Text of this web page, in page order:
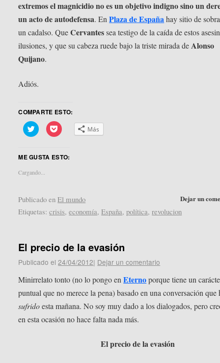
extremos el magnicidio no es un objetivo indigno sino un
un acto de autodefensa. EnPlaza de Españahay sitio de
un cadalso. QueCervantessea testigo de la caída de estos
ilusiones, y que su cabeza ruede bajo la triste mirada deAlonso
Quijano.
Adiós.
COMPARTE ESTO:
Haz
clic
Twitter
abre
en
Haz
clic
Pocket
Más
ME GUSTA ESTO:
Cargando...
Dejar un
Publicado en El mundo
Etiquetas: crisis,economía,España,política,revolucion
El precio de la evasión
Publicado el 24/04/2012| Dejar un comentario
Minirrelato tonto (no lo pongo enEternoporque tiene un
puntual que no merece la pena) basado en una conversación que
sufridoesta mañana. No soy muy dado a los dialogados, pero
en esta ocasión no hace falta nada más.
El precio de la evasión